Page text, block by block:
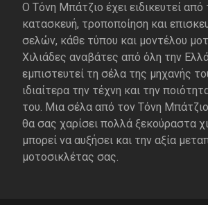
Ο Τόνη Μπάτζιο έχει ειδικευτεί
κατασκευή, τροποποίηση και
σελών, κάθε τύπου και μοντέλου
Χιλιάδες αναβάτες από όλη την
εμπιστευτεί τη σέλα της μηχανής
ιδιαίτερα την τέχνη και την
του. Μια σέλα από τον Τόνη
θα σας χαρίσει πολλά ξεκούραστα
μπορεί να αυξήσει και την αξία
μοτοσικλέτας σας.